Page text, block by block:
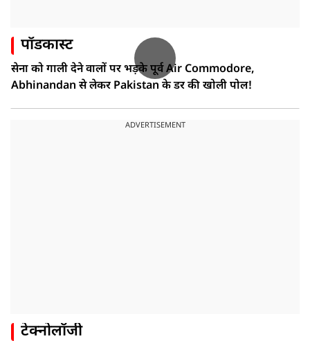
पॉडकास्ट
सेना को गाली देने वालों पर भड़के पूर्व Air Commodore,
Abhinandan से लेकर Pakistan के डर की खोली पोल!
ADVERTISEMENT
टेक्नोलॉजी